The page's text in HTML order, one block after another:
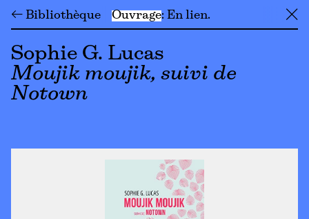
← Bibliothèque Ouvrage En lien ╳
Sophie G. Lucas
Moujik moujik, suivi de
Notown